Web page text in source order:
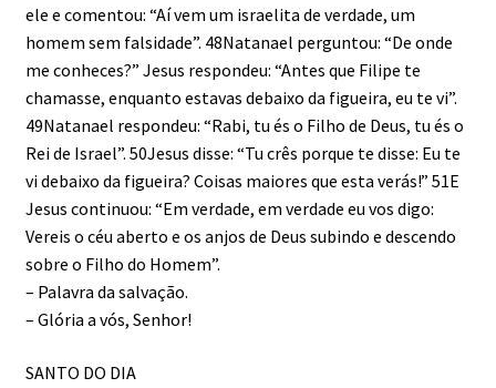
ele e comentou: “Aí vem um israelita de verdade, um
homem sem falsidade”. 48Natanael perguntou: “De onde
me conheces?” Jesus respondeu: “Antes que Filipe te
chamasse, enquanto estavas debaixo da figueira, eu te vi”.
49Natanael respondeu: “Rabi, tu és o Filho de Deus, tu és o
Rei de Israel”. 50Jesus disse: “Tu crês porque te disse: Eu te
vi debaixo da figueira? Coisas maiores que esta verás!” 51E
Jesus continuou: “Em verdade, em verdade eu vos digo:
Vereis o céu aberto e os anjos de Deus subindo e descendo
sobre o Filho do Homem”.
– Palavra da salvação.
– Glória a vós, Senhor!
SANTO DO DIA